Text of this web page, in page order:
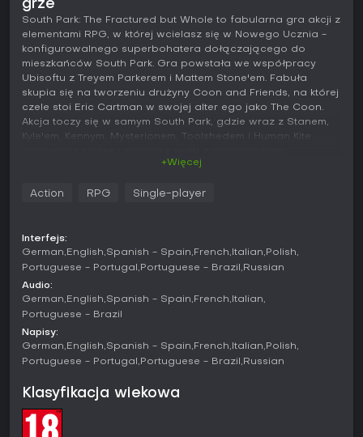
grze
South Park: The Fractured but Whole to fabularna gra akcji z
elementami RPG, w której wcielasz się w Nowego Ucznia -
konfigurowalnego superbohatera dołączającego do
mieszkańców South Park. Gra powstała we współpracy
Ubisoftu z Treyem Parkerem i Mattem Stone'em. Fabuła
skupia się na tworzeniu drużyny Coon and Friends, na której
czele stoi Eric Cartman w swojej alter ego jako The Coon.
Akcja toczy się w samym South Park, gdzie wraz z Stanem,
Kyle'em, Kennym, Mysterionem, Toolshedem i Human Kite
Podstawę stanowi eksploracja połączona z turową walką
rozmawiasz z mieszkańcami i odblokowujesz kolejne lokacje
w miarę postępu fabuły. Po odkryciu punktów na mapie
możesz korzystać z szybkiej podróży.
Walka rozgrywa się na siatce, gdzie Nowy Uczeń i
maksymalnie trzech sojuszników stają naprzeciw wrogom. W
każdej turze można zmieniać pozycję, a ataki mają
określone obszary rażenia - właściwe ustawienie daje
wyraźną przewagę. Do dyspozycji są archetypy takie jak
Assassin, Gadgeteer, Elementalist, Cyborg czy Martial Artist.
Na początku gracz wybiera trzy z nich, a w trakcie przygody
odblokowuje resztę, łącząc moce wedle potrzeb. W
starciach pojawiają się zarówno ataki wręcz, jak i
+Więcej
Action RPG Single-player
Interfejs:
German English Spanish - Spain French Italian Polish
Portuguese - Portugal
Portuguese - Brazil
Russian
Audio:
German English Spanish - Spain French Italian
Portuguese - Brazil
Napisy:
German English Spanish - Spain French Italian Polish
Portuguese - Portugal
Portuguese - Brazil Russian
Klasyfikacja wiekowa